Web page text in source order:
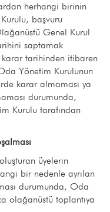
herhangi birinin
başvuru
Genel Kurul
saptamak
tarihinden itibaren
Yönetim Kurulunun
karar almaması ya
durumunda,
Kurulu tarafından
üyelerin
bir nedenle ayrılan
durumunda, Oda
olağanüstü toplantıya